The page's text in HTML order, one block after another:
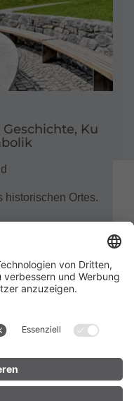
Ku
historischen Ortes.